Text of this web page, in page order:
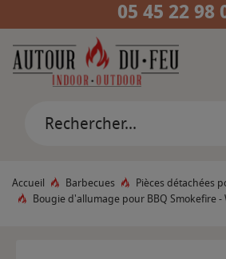
05 45 22 98
Accueil Barbecues
Pièces détachées
Bougie d'allumage pour BBQ Smokefire -